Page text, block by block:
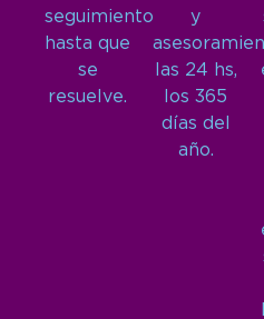
seguimiento
hasta que
se
resuelve.
y
las 24 hs,
los 365
días del
año.